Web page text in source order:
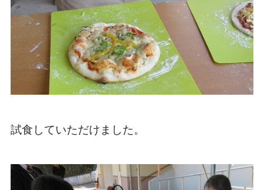
試食していただけました。